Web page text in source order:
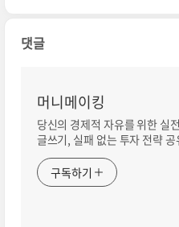
댓글
머니메이킹
당신의 경제적 자유를 위한 실
글쓰기, 실패 없는 투자 전략 공
구독하기